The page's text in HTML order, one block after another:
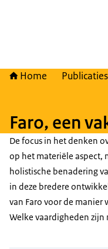
Home Publicaties
Faro, een
De focus in het denken
op het materiële aspect,
holistische benadering
in deze bredere
van Faro voor de manier
Welke vaardigheden zijn